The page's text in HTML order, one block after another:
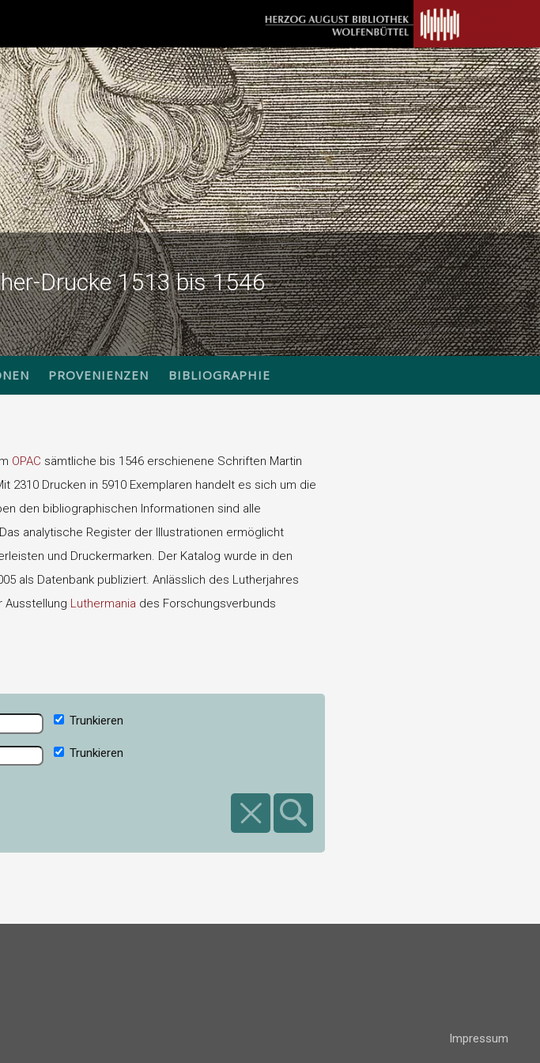
Drucke 1513 bis 1546
PROVENIENZEN BIBLIOGRAPHIE
OPAC sämtliche bis 1546 erschienene Schriften Martin
2310 Drucken in 5910 Exemplaren handelt es sich um die
den bibliographischen Informationen sind alle
analytische Register der Illustrationen ermöglicht
und Druckermarken. Der Katalog wurde in den
als Datenbank publiziert. Anlässlich des Lutherjahres
Ausstellung Luthermania des Forschungsverbunds
Trunkieren
Trunkieren
Impressum